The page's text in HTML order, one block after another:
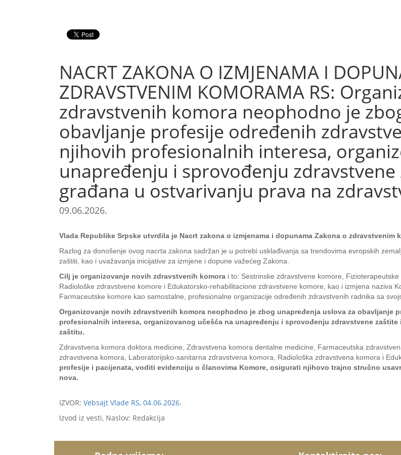
NACRT ZAKONA O IZMJENAMA I
ZDRAVSTVENIM KOMORAMA RS:
zdravstvenih komora neophodno je
obavljanje profesije određenih
njihovih profesionalnih interesa,
unapređenju i sprovođenju
građana u ostvarivanju prava na
09.06.2026.
Vlada Republike Srpske utvrdila je Nacrt zakona o izmjenama i dopunama Zakona o zdravstvenim
Razlog za donošenje ovog nacrta zakona sadržan je u potrebi usklađivanja sa trendovima evropskih
zaštiti, kao i uvažavanja inicijative za izmjene i dopune važećeg Zakona.
Cilj je organizovanje novih zdravstvenih komora i to: Sestrinske zdravstvene komore,
Radiološke zdravstvene komore i Edukatorsko-rehabilitacione zdravstvene komore, kao i izmjena naziva
Farmaceutske komore kao samostalne, profesionalne organizacije određenih zdravstvenih radnika sa
Organizovanje novih zdravstvenih komora neophodno je zbog unapređenja uslova za obavljanje
profesionalnih interesa, organizovanog učešća na unapređenju i sprovođenju zdravstvene
zaštitu.
Zdravstvena komora doktora medicine, Zdravstvena komora dentalne medicine, Farmaceutska
zdravstvena komora, Laboratorijsko-sanitarna zdravstvena komora, Radiološka zdravstvena komora i
profesije i pacijenata, voditi evidenciju o članovima Komore, osigurati njihovo trajno stručno
nova.
IZVOR: Vebsajt Vlade RS, 04.06.2026.
Izvod iz vesti, Naslov: Redakcija